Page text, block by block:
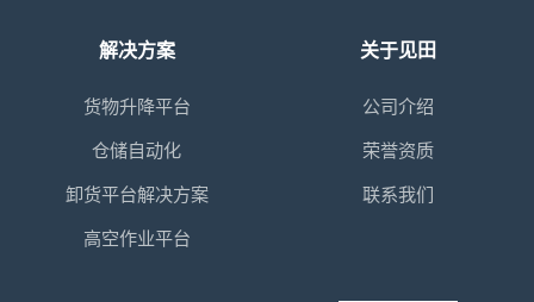
解决方案
货物升降平台
仓储自动化
卸货平台解决方案
高空作业平台
关于见田
公司介绍
荣誉资质
联系我们